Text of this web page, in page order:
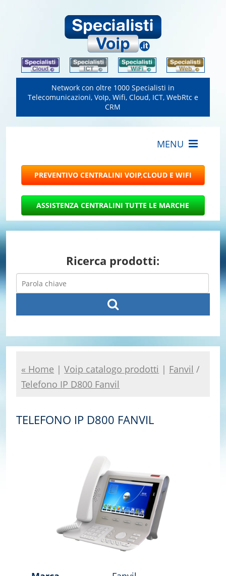
Network con oltre 1000 Specialisti in
Telecomunicazioni, VoIp, Wifi, Cloud, ICT, WebRtc e
CRM
Ricerca prodotti:
« Home |Voip catalogo prodotti | Fanvil /
Telefono IP D800 Fanvil
TELEFONO IP D800 FANVIL